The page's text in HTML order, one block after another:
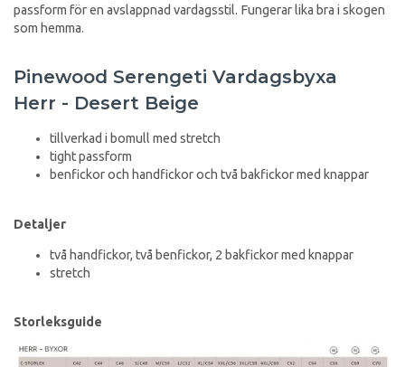
passform för en avslappnad vardagsstil. Fungerar lika bra i skogen
som hemma.
Pinewood Serengeti Vardagsbyxa
Herr - Desert Beige
tillverkad i bomull med stretch
tight passform
benfickor och handfickor och två bakfickor med knappar
Detaljer
två handfickor, två benfickor, 2 bakfickor med knappar
stretch
Storleksguide